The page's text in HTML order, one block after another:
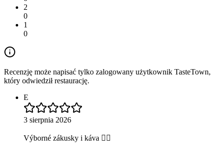
2
0
1
0
Recenzję może napisać tylko zalogowany użytkownik TasteTown,
który odwiedził restaurację.
E
3 sierpnia 2026
Výborné zákusky i káva 👌🏼